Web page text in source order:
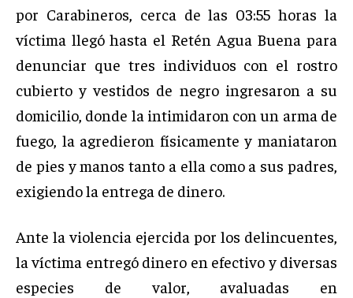
por Carabineros, cerca de las 03:55 horas la
víctima llegó hasta el Retén Agua Buena para
denunciar que tres individuos con el rostro
cubierto y vestidos de negro ingresaron a su
domicilio, donde la intimidaron con un arma de
fuego, la agredieron físicamente y maniataron
de pies y manos tanto a ella como a sus padres,
exigiendo la entrega de dinero.
Ante la violencia ejercida por los delincuentes,
la víctima entregó dinero en efectivo y diversas
especies de valor, avaluadas en